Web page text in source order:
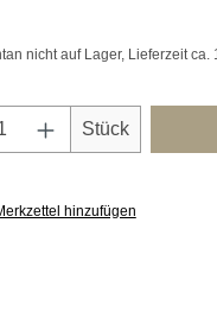
nicht auf Lager, Lieferzeit ca.
Anzahl: Gib
Stück
hinzufügen